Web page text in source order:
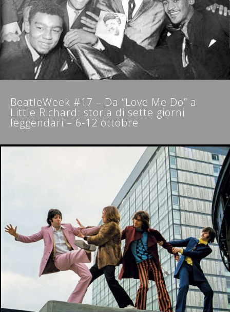
NEWSLETTER
BeatleWeek #17 – Da “Love Me Do” a
Little Richard: storia di sette giorni
leggendari – 6-12 ottobre